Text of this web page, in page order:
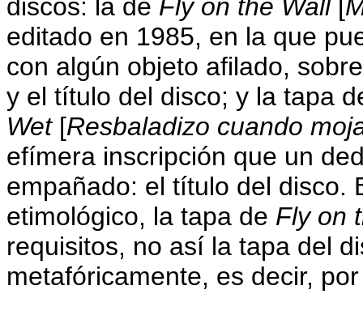
discos: la de Fly on the Wall[
editado en 1985, en la que
con algún objeto afilado,
y el título del disco; y la tapa
Wet[Resbaladizo cuando
efímera inscripción que un
empañado: el título del disco.
etimológico, la tapa de Fly on
requisitos, no así la tapa del
metafóricamente, es decir,